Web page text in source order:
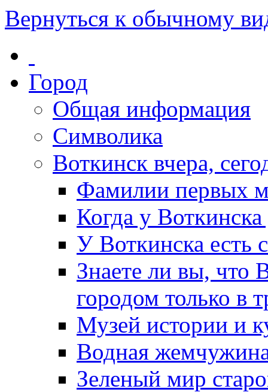
Вернуться к обычному
Город
Общая информация
Символика
Воткинск вчера,
Фамилии первых
Когда у
У Воткинска есть
Знаете ли вы, что
городом только в
Музей истории и
Водная
Зеленый мир